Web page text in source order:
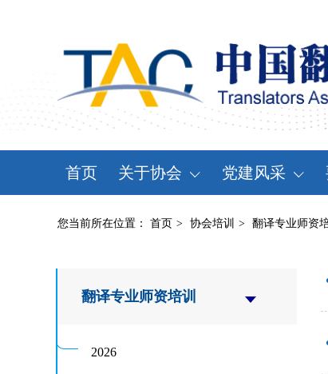
首页 关于协会 党建风采
您当前所在位置： 首页 > 协会培训 > 翻译专业师资
翻译专业师资培训
2026